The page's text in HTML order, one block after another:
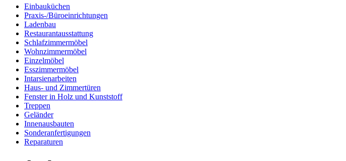
Einbauküchen
Praxis-/Büroeinrichtungen
Ladenbau
Restaurantausstattung
Schlafzimmermöbel
Wohnzimmermöbel
Einzelmöbel
Esszimmermöbel
Intarsienarbeiten
Haus- und Zimmertüren
Fenster in Holz und Kunststoff
Treppen
Geländer
Innenausbauten
Sonderanfertigungen
Reparaturen